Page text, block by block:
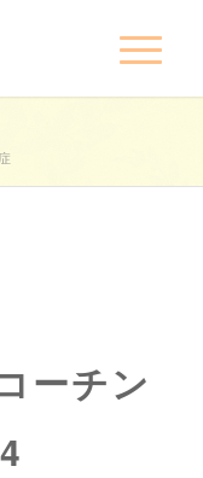
ーチン